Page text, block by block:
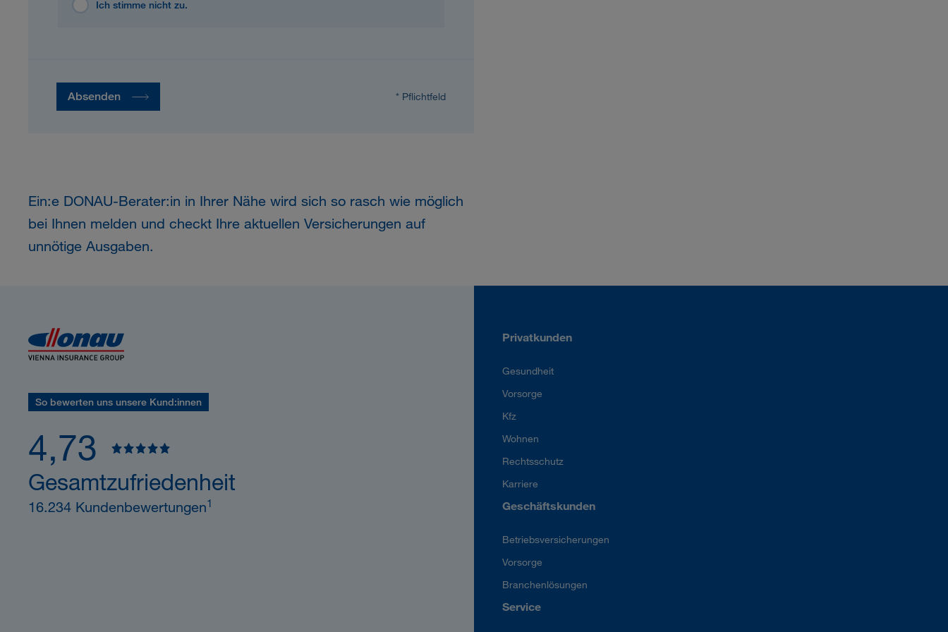
Ich stimme nicht zu.
Absenden * Pflichtfeld
Ein:e DONAU-Berater:in in Ihrer Nähe wird sich so rasch wie möglich
bei Ihnen melden und checkt Ihre aktuellen Versicherungen auf
unnötige Ausgaben.
So bewerten uns unsere Kund:innen
4,73
Gesamtzufriedenheit
16.234 Kundenbewertungen1
Privatkunden
Gesundheit
Vorsorge
Kfz
Wohnen
Rechtsschutz
Karriere
Geschäftskunden
Betriebsversicherungen
Vorsorge
Branchenlösungen
Service